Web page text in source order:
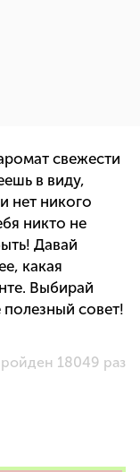
свежести
в виду,
нет никого
никто не
Давай
какая
Выбирай
совет!
18049 раз